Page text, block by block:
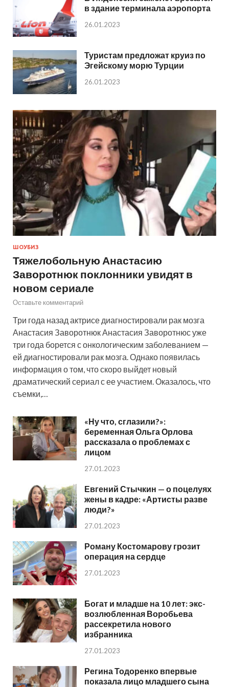
в здание терминала аэропорта
26.01.2023
Туристам предложат круиз по
Эгейскому морю Турции
26.01.2023
ШОУБИЗ
Тяжелобольную Анастасию
Заворотнюк поклонники увидят в
новом сериале
Оставьте комментарий
Три года назад актрисе диагностировали рак мозга
Анастасия Заворотнюк Анастасия Заворотнюс уже
три года борется с онкологическим заболеванием —
ей диагностировали рак мозга. Однако появилась
информация о том, что скоро выйдет новый
драматический сериал с ее участием. Оказалось, что
съемки,…
«Ну что, сглазили?»:
беременная Ольга Орлова
рассказала о проблемах с
лицом
27.01.2023
Евгений Стычкин — о поцелуях
жены в кадре: «Артисты разве
люди?»
27.01.2023
Роману Костомарову грозит
операция на сердце
27.01.2023
Богат и младше на 10 лет: экс-
возлюбленная Воробьева
рассекретила нового
избранника
27.01.2023
Регина Тодоренко впервые
показала лицо младшего сына